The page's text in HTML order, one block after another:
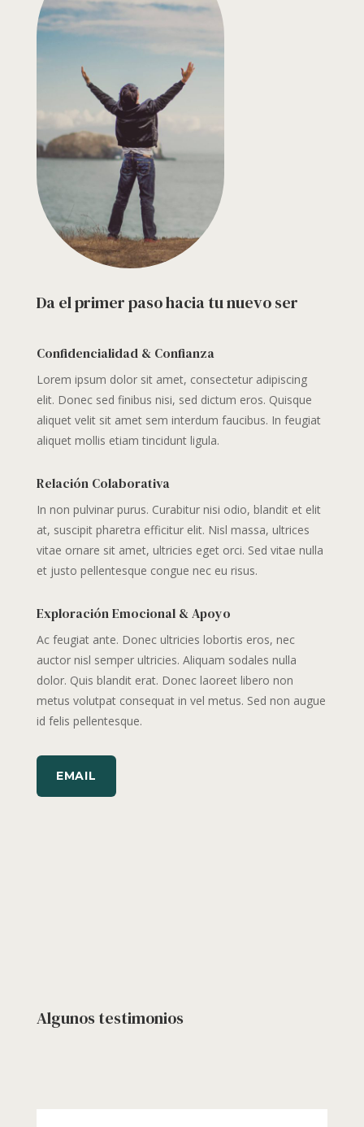
Da el primer paso hacia tu nuevo ser
Confidencialidad & Confianza
Lorem ipsum dolor sit amet, consectetur adipiscing
elit. Donec sed finibus nisi, sed dictum eros. Quisque
aliquet velit sit amet sem interdum faucibus. In feugiat
aliquet mollis etiam tincidunt ligula.
Relación Colaborativa
In non pulvinar purus. Curabitur nisi odio, blandit et elit
at, suscipit pharetra efficitur elit. Nisl massa, ultrices
vitae ornare sit amet, ultricies eget orci. Sed vitae nulla
et justo pellentesque congue nec eu risus.
Exploración Emocional & Apoyo
Ac feugiat ante. Donec ultricies lobortis eros, nec
auctor nisl semper ultricies. Aliquam sodales nulla
dolor. Quis blandit erat. Donec laoreet libero non
metus volutpat consequat in vel metus. Sed non augue
id felis pellentesque.
EMAIL
Algunos testimonios